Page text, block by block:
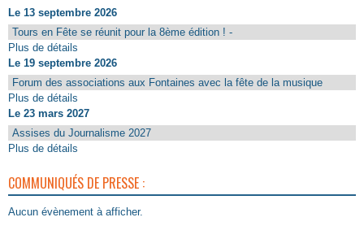
Le 13 septembre 2026
Tours en Fête se réunit pour la 8ème édition ! -
Plus de détails
Le 19 septembre 2026
Forum des associations aux Fontaines avec la fête de la musique
Plus de détails
Le 23 mars 2027
Assises du Journalisme 2027
Plus de détails
COMMUNIQUÉS DE PRESSE :
Aucun évènement à afficher.